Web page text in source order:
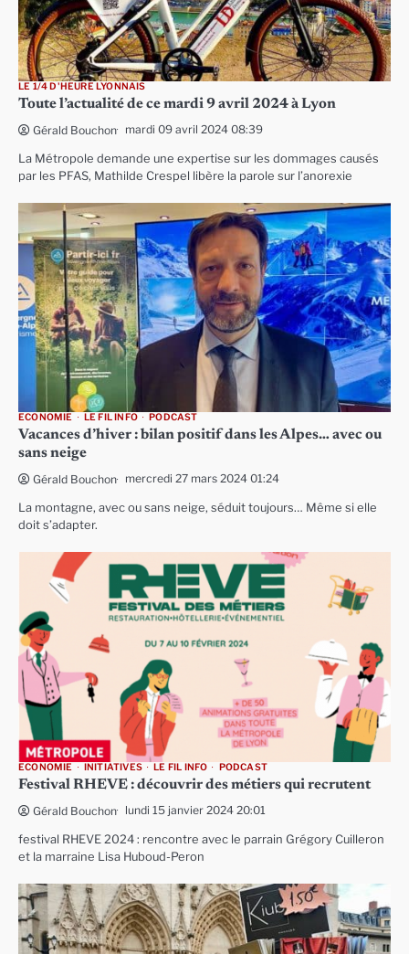
LE 1/4 D'HEURE LYONNAIS
Toute l’actualité de ce mardi 9 avril 2024 à Lyon
Gérald Bouchon mardi 09 avril 2024 08:39
La Métropole demande une expertise sur les dommages causés
par les PFAS, Mathilde Crespel libère la parole sur l’anorexie
ECONOMIE LE FIL INFO PODCAST
Vacances d’hiver : bilan positif dans les Alpes… avec ou
sans neige
Gérald Bouchon mercredi 27 mars 2024 01:24
La montagne, avec ou sans neige, séduit toujours… Même si elle
doit s’adapter.
ECONOMIE INITIATIVES LE FIL INFO PODCAST
Festival RHEVE : découvrir des métiers qui recrutent
Gérald Bouchon lundi 15 janvier 2024 20:01
festival RHEVE 2024 : rencontre avec le parrain Grégory Cuilleron
et la marraine Lisa Huboud-Peron